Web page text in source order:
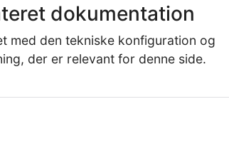
dokumentation
med den tekniske konfiguration og
der er relevant for denne side.